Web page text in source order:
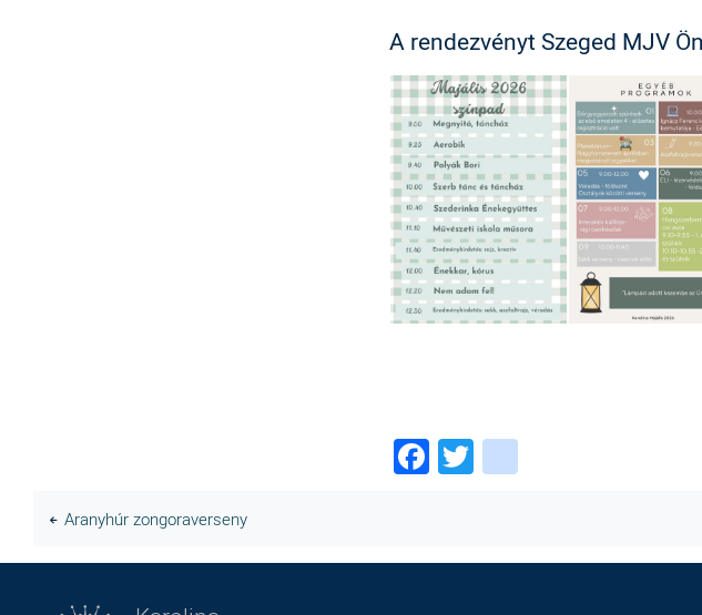
A rendezvényt Szeged MJV
Facebook
Twitter
Aranyhúr zongoraverseny